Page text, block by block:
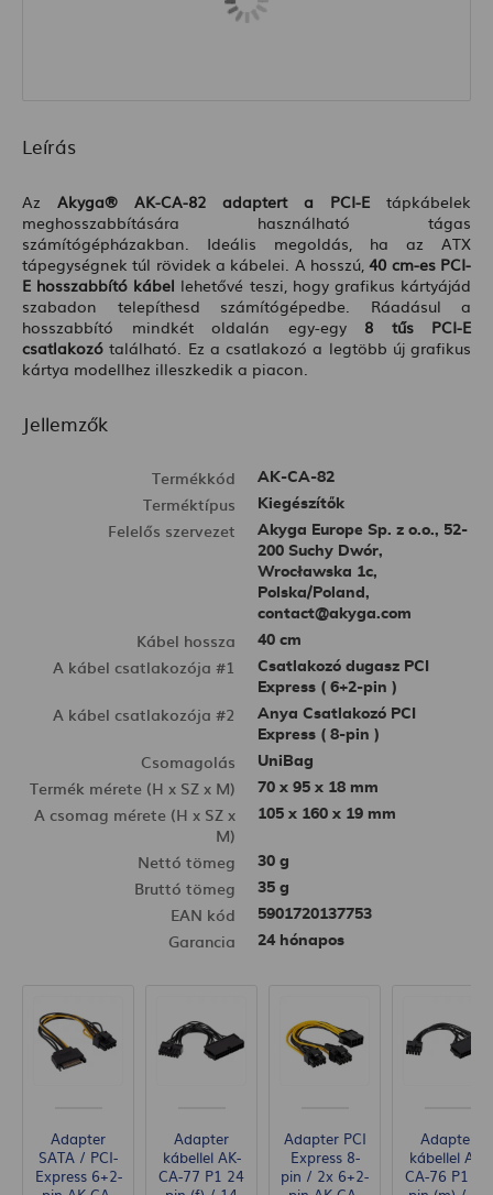
Leírás
Az Akyga® AK-CA-82 adaptert a PCI-E tápkábelek
meghosszabbítására használható tágas
számítógépházakban. Ideális megoldás, ha az ATX
tápegységnek túl rövidek a kábelei. A hosszú,40 cm-es PCI-
E hosszabbító kábel lehetővé teszi, hogy grafikus kártyájád
szabadon telepíthesd számítógépedbe. Ráadásul a
hosszabbító mindkét oldalán egy-egy 8 tűs PCI-E
csatlakozó található. Ez a csatlakozó a legtöbb új grafikus
kártya modellhez illeszkedik a piacon.
Jellemzők
Termékkód AK-CA-82
Terméktípus Kiegészítők
Felelős szervezet
Akyga Europe Sp. z o.o., 52-
200 Suchy Dwór,
Wrocławska 1c,
Polska/Poland,
contact@akyga.com
Kábel hossza 40 cm
A kábel csatlakozója #1
Csatlakozó dugasz PCI
Express ( 6+2-pin )
A kábel csatlakozója #2
Anya Csatlakozó PCI
Express ( 8-pin )
Csomagolás UniBag
Termék mérete (H x SZ x M) 70 x 95 x 18 mm
A csomag mérete (H x SZ x
M)
105 x 160 x 19 mm
Nettó tömeg 30 g
Bruttó tömeg 35 g
EAN kód 5901720137753
Garancia 24 hónapos
Adapter
SATA / PCI-
Express 6+2-
Adapter
kábellel AK-
CA-77 P1 24
Adapter PCI
Express 8-
pin / 2x 6+2-
Adapter
kábellel AK-
CA-76 P1 24